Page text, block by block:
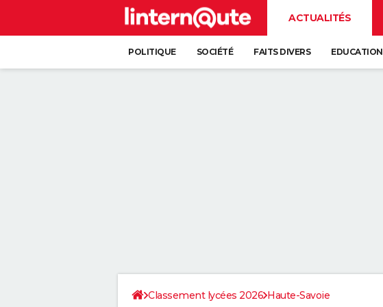
ACTUALITÉS
POLITIQUE SOCIÉTÉ FAITS DIVERS EDUCATION
Classement lycées 2026 Haute-Savoie